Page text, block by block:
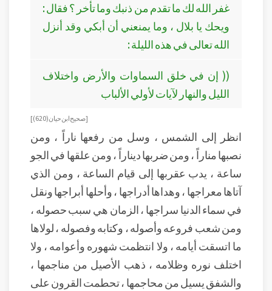
غفر الله لك ما تقدم من ذنبك وما تأخر ؟ فقال :
ويحك يا بلال ، وما يمنعني أن أبكي وقد أنزل
الله تعالى في هذه الليلة :
(( إن في خلق السماوات والأرض واختلاف
الليل والنهار لآيات لأولي الألباب
[ صحيح ابن حيان ( 620 ) ]
انظر إلى الشمس ، وسل من رفعها ناراً ، ومن
نصبها مناراً ، ومن ضربها ديناراً ، ومن علقها في الجو
ساعة ، يدب عقربها إلى قيام الساعة ، ومن الذي
آتاها معراجها ، وهداها أدراجها ، وأحلها أبراجها ونقل
في سماء الدنيا سراجها ، الزمان هي سبب حصوله ،
ومن شعب فروعه وأصوله ، وكتابه وفصوله ، لولاها
ما اتسقت أيامه ، ولا انتظمت شهوره وأعوامه ، ولا
اختلف نوره وظلامه ، ذهب الأصيل من مناجمها ،
والشفق يسيل من محاجمها ، تحطمت القرون على